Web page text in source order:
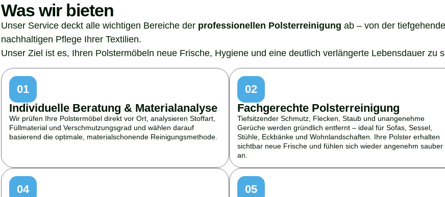
Was wir bieten
Unser Service deckt alle wichtigen Bereiche der professionellen Polsterreinigung ab – von der
nachhaltigen Pflege Ihrer Textilien.
Unser Ziel ist es, Ihren Polstermöbeln neue Frische, Hygiene und eine deutlich verlängerte Lebensdauer zu
01
Individuelle Beratung & Materialanalyse
Wir prüfen Ihre Polstermöbel direkt vor Ort, analysieren Stoffart,
Füllmaterial und Verschmutzungsgrad und wählen darauf
basierend die optimale, materialschonende Reinigungsmethode.
02
Fachgerechte Polsterreinigung
Tiefsitzender Schmutz, Flecken, Staub und unangenehme
Gerüche werden gründlich entfernt – ideal für Sofas, Sessel,
Stühle, Eckbänke und Wohnlandschaften. Ihre Polster erhalten
sichtbar neue Frische und fühlen sich wieder angenehm sauber
an.
04
05